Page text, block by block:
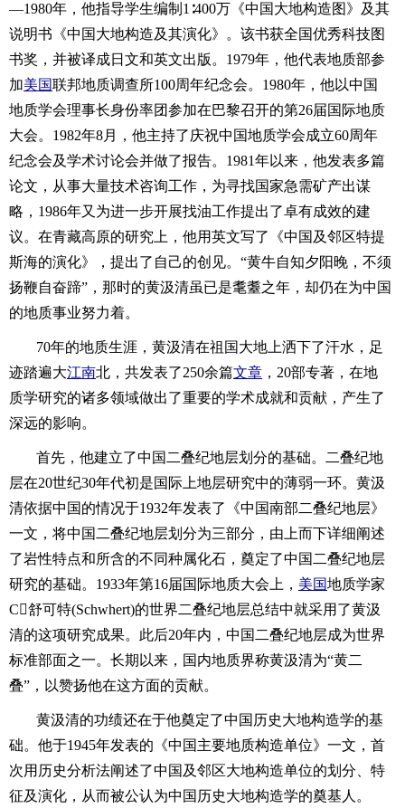
—1980年，他指导学生编制1∶400万《中国大地构造图》及其
说明书《中国大地构造及其演化》。该书获全国优秀科技图
书奖，并被译成日文和英文出版。1979年，他代表地质部参
加美国联邦地质调查所100周年纪念会。1980年，他以中国
地质学会理事长身份率团参加在巴黎召开的第26届国际地质
大会。1982年8月，他主持了庆祝中国地质学会成立60周年
纪念会及学术讨论会并做了报告。1981年以来，他发表多篇
论文，从事大量技术咨询工作，为寻找国家急需矿产出谋
略，1986年又为进一步开展找油工作提出了卓有成效的建
议。在青藏高原的研究上，他用英文写了《中国及邻区特提
斯海的演化》，提出了自己的创见。“黄牛自知夕阳晚，不须
扬鞭自奋蹄”，那时的黄汲清虽已是耄耋之年，却仍在为中国
的地质事业努力着。
70年的地质生涯，黄汲清在祖国大地上洒下了汗水，足
迹踏遍大江南北，共发表了250余篇文章 ，20部专著，在地
质学研究的诸多领域做出了重要的学术成就和贡献，产生了
深远的影响。
首先，他建立了中国二叠纪地层划分的基础。二叠纪地
层在20世纪30年代初是国际上地层研究中的薄弱一环。黄汲
清依据中国的情况于1932年发表了《中国南部二叠纪地层》
一文，将中国二叠纪地层划分为三部分，由上而下详细阐述
了岩性特点和所含的不同种属化石，奠定了中国二叠纪地层
研究的基础。1933年第16届国际地质大会上， 美国地质学家
C舒可特(Schwhert)的世界二叠纪地层总结中就采用了黄汲
清的这项研究成果。此后20年内，中国二叠纪地层成为世界
标准部面之一。长期以来，国内地质界称黄汲清为“黄二
叠”，以赞扬他在这方面的贡献。
黄汲清的功绩还在于他奠定了中国历史大地构造学的基
础。他于1945年发表的《中国主要地质构造单位》一文，首
次用历史分析法阐述了中国及邻区大地构造单位的划分、特
征及演化，从而被公认为中国历史大地构造学的奠基人。